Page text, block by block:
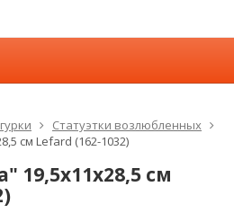
Статуэтки возлюбленных
см Lefard (162-1032)
19,5х11х28,5 см